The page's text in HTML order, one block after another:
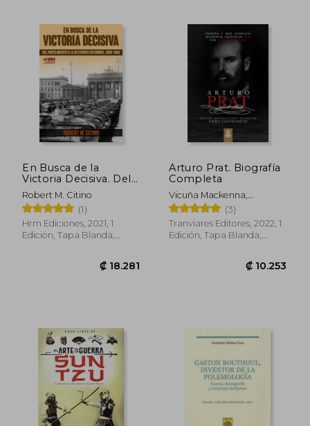
₡ 12.663
₡ 15.250
En Busca de la
Victoria Decisiva. Del
Punto Muerto a la
Blitzkrieg en Europa,
1899-1940.
Robert M. Citino
(1)
Hrm Ediciones, 2021, 1
Edición, Tapa Blanda,
Arturo Prat. Biografía
Completa
Vicuña Mackenna,
Bernardo
(3)
Tranviares Editores, 2022, 1
Edición, Tapa Blanda,